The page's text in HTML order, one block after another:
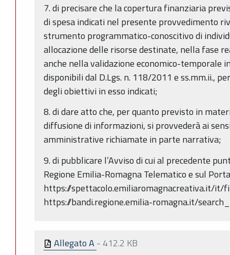
7. di precisare che la copertura finanziaria
di spesa indicati nel presente provvedimento
strumento programmatico-conoscitivo di
allocazione delle risorse destinate, nella fase
anche nella validazione economico-temporale
disponibili dal D.Lgs. n. 118/2011 e ss.mm.ii.,
degli obiettivi in esso indicati;
8. di dare atto che, per quanto previsto in
diffusione di informazioni, si provvederà ai
amministrative richiamate in parte narrativa;
9. di pubblicare l’Avviso di cui al precedente
Regione Emilia-Romagna Telematico e sul
https://spettacolo.emiliaromagnacreativa.it/it/
https://bandi.regione.emilia-romagna.it/
Allegato A- 412.2 KB